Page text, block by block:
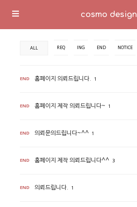
cosmo design
ALL REQ ING END NOTICE
END 홈페이지 의뢰드립니다. 1
END 홈페이지 제작 의뢰드립니다~ 1
END 의뢰문의드립니다~^^ 1
END 홈페이지 제작 의뢰드립니다^^ 3
END 의뢰드립니다. 1